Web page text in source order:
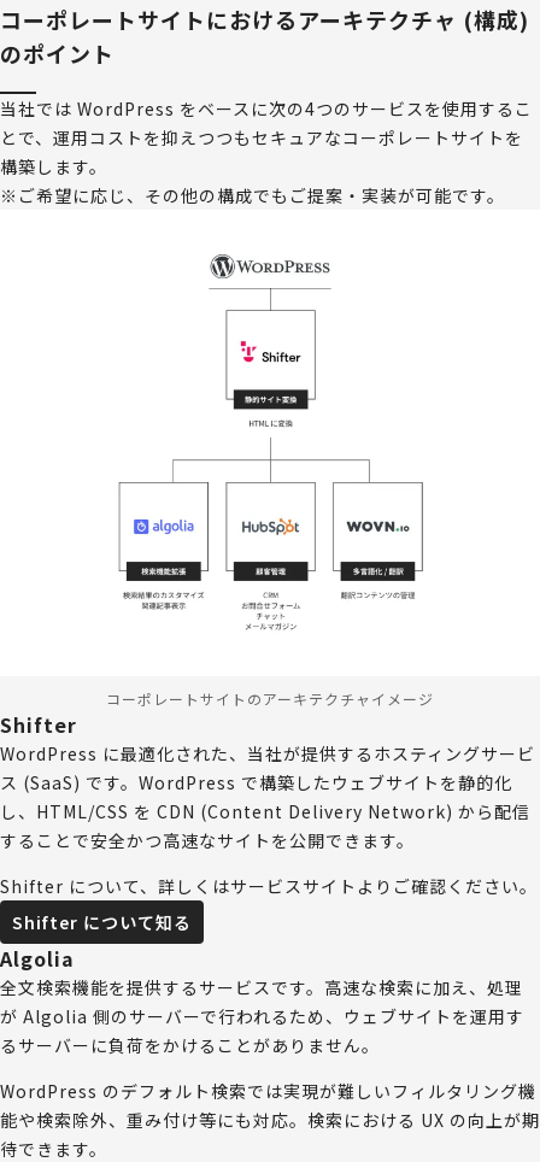
コーポレートサイトにおけるアーキテクチャ (構成)
のポイント
当社では WordPress をベースに次の4つのサービスを使用するこ
とで、運用コストを抑えつつもセキュアなコーポレートサイトを
構築します。
※ご希望に応じ、その他の構成でもご提案・実装が可能です。
コーポレートサイトのアーキテクチャイメージ
Shifter
WordPress に最適化された、当社が提供するホスティングサービ
ス (SaaS) です。WordPress で構築したウェブサイトを静的化
し、HTML/CSS を CDN (Content Delivery Network) から配信
することで安全かつ高速なサイトを公開できます。
Shifter について、詳しくはサービスサイトよりご確認ください。
Shifter について知る
Algolia
全文検索機能を提供するサービスです。高速な検索に加え、処理
が Algolia 側のサーバーで行われるため、ウェブサイトを運用す
るサーバーに負荷をかけることがありません。
WordPress のデフォルト検索では実現が難しいフィルタリング機
能や検索除外、重み付け等にも対応。検索における UX の向上が期
待できます。